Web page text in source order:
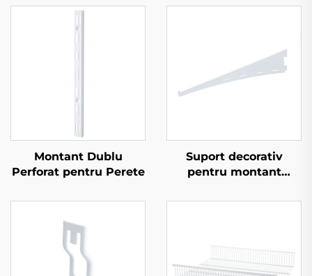
Montant Dublu
Perforat pentru Perete
Suport decorativ
pentru montant